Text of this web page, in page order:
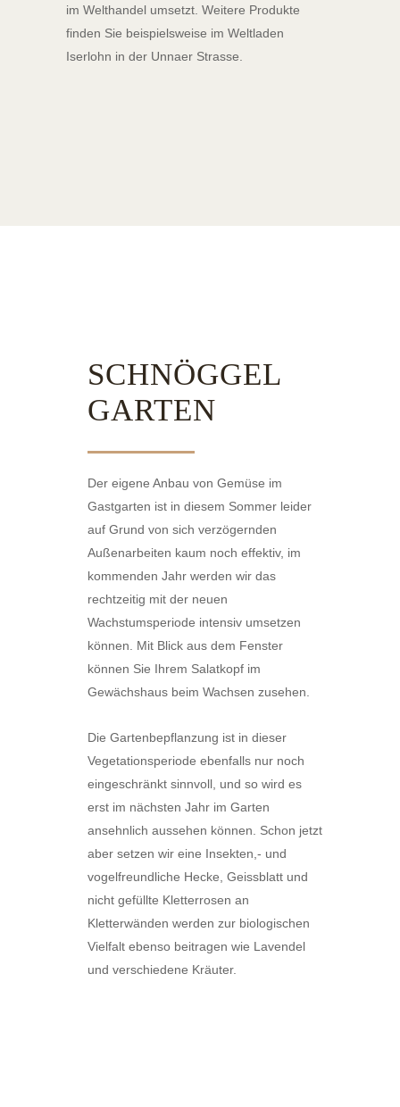
im Welthandel umsetzt. Weitere Produkte
finden Sie beispielsweise im Weltladen
Iserlohn in der Unnaer Strasse.
SCHNÖGGEL
GARTEN
Der eigene Anbau von Gemüse im
Gastgarten ist in diesem Sommer leider
auf Grund von sich verzögernden
Außenarbeiten kaum noch effektiv, im
kommenden Jahr werden wir das
rechtzeitig mit der neuen
Wachstumsperiode intensiv umsetzen
können. Mit Blick aus dem Fenster
können Sie Ihrem Salatkopf im
Gewächshaus beim Wachsen zusehen.
Die Gartenbepflanzung ist in dieser
Vegetationsperiode ebenfalls nur noch
eingeschränkt sinnvoll, und so wird es
erst im nächsten Jahr im Garten
ansehnlich aussehen können. Schon jetzt
aber setzen wir eine Insekten,- und
vogelfreundliche Hecke, Geissblatt und
nicht gefüllte Kletterrosen an
Kletterwänden werden zur biologischen
Vielfalt ebenso beitragen wie Lavendel
und verschiedene Kräuter.